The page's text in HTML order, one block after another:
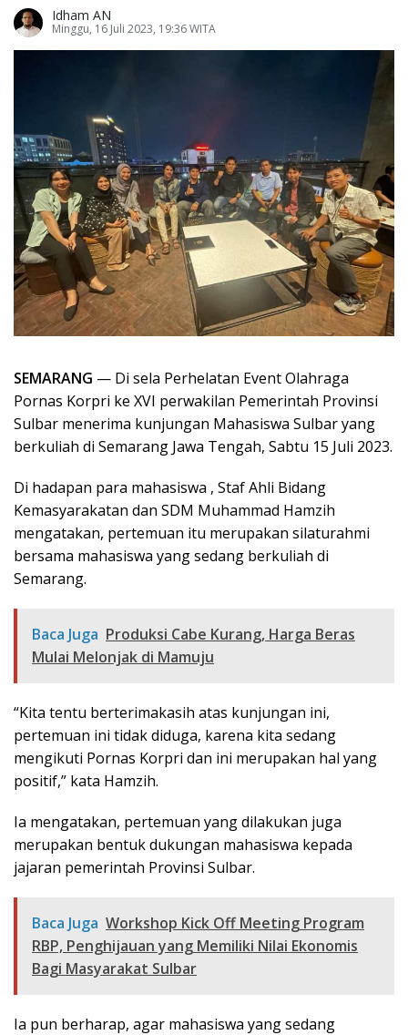
Idham AN
Minggu, 16 Juli 2023, 19:36 WITA
SEMARANG — Di sela Perhelatan Event Olahraga
Pornas Korpri ke XVI perwakilan Pemerintah Provinsi
Sulbar menerima kunjungan Mahasiswa Sulbar yang
berkuliah di Semarang Jawa Tengah, Sabtu 15 Juli 2023.
Di hadapan para mahasiswa , Staf Ahli Bidang
Kemasyarakatan dan SDM Muhammad Hamzih
mengatakan, pertemuan itu merupakan silaturahmi
bersama mahasiswa yang sedang berkuliah di
Semarang.
Baca Juga Produksi Cabe Kurang, Harga Beras
Mulai Melonjak di Mamuju
“Kita tentu berterimakasih atas kunjungan ini,
pertemuan ini tidak diduga, karena kita sedang
mengikuti Pornas Korpri dan ini merupakan hal yang
positif,” kata Hamzih.
Ia mengatakan, pertemuan yang dilakukan juga
merupakan bentuk dukungan mahasiswa kepada
jajaran pemerintah Provinsi Sulbar.
Baca Juga Workshop Kick Off Meeting Program
RBP, Penghijauan yang Memiliki Nilai Ekonomis
Bagi Masyarakat Sulbar
Ia pun berharap, agar mahasiswa yang sedang